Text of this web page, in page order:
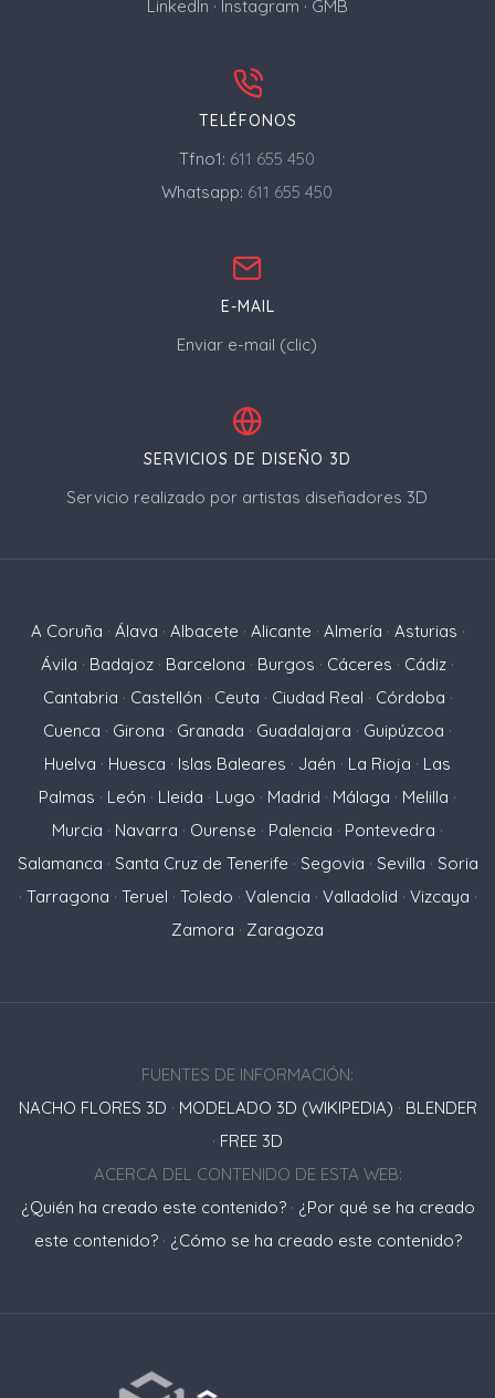
LinkedIn · Instagram · GMB
TELÉFONOS
Tfno1: 611 655 450
Whatsapp: 611 655 450
E-MAIL
Enviar e-mail (clic)
SERVICIOS DE DISEÑO 3D
Servicio realizado por artistas diseñadores 3D
A Coruña · Álava · Albacete · Alicante · Almería · Asturias ·
Ávila · Badajoz · Barcelona · Burgos · Cáceres · Cádiz ·
Cantabria · Castellón · Ceuta · Ciudad Real · Córdoba ·
Cuenca · Girona · Granada · Guadalajara · Guipúzcoa ·
Huelva · Huesca · Islas Baleares · Jaén · La Rioja · Las
Palmas · León · Lleida · Lugo · Madrid · Málaga · Melilla ·
Murcia · Navarra · Ourense · Palencia · Pontevedra ·
Salamanca · Santa Cruz de Tenerife · Segovia · Sevilla · Soria
· Tarragona · Teruel · Toledo · Valencia · Valladolid · Vizcaya ·
Zamora · Zaragoza
FUENTES DE INFORMACIÓN:
NACHO FLORES 3D · MODELADO 3D (WIKIPEDIA) · BLENDER
· FREE 3D
ACERCA DEL CONTENIDO DE ESTA WEB:
¿Quién ha creado este contenido?· ¿Por qué se ha creado
este contenido?· ¿Cómo se ha creado este contenido?